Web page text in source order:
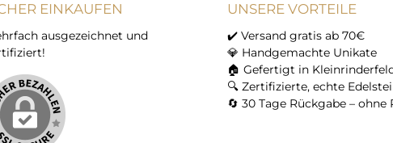
EINKAUFEN
ausgezeichnet und
UNSERE VORTEILE
✔️ Versand gratis ab 70€
💎 Handgemachte Unikate
🏠 Gefertigt in
🔍 Zertifizierte, echte
🔄 30 Tage Rückgabe – ohne